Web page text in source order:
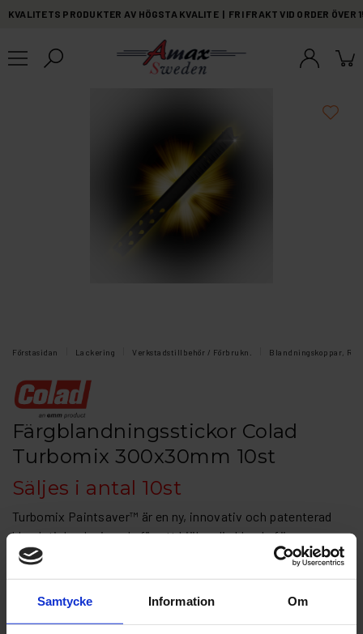
Samtycke Information Om
KVALITETS PRODUKTER AV HÖGSTA KVALITE | FRI FRAKT VID ORDER
Förstasidan Lackering Verkstadstillbehör / Förbrukn. Blandningskoppar,
Färgblandningsstickor Colad
Turbomix 300x30mm 10st
Säljes i antal 10st
Turbomix Paintsaver™ är en ny, innovativ och patenterad
blandsticka designade för att hjälpa dig blanda färgen
snabbare och samtidigt spara färg. Enkel att använda tack
unikt utformade hål för en snabbare blandning vilket